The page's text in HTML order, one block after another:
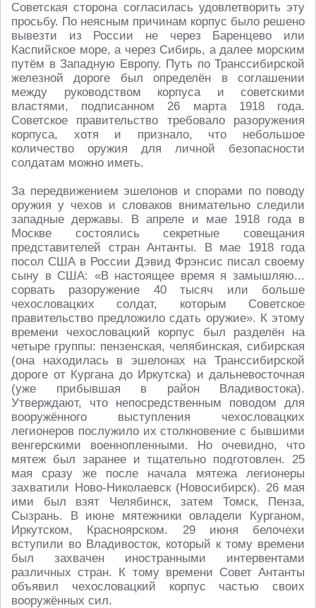
Советская сторона согласилась удовлетворить эту
просьбу. По неясным причинам корпус было решено
вывезти из России не через Баренцево или
Каспийское море, а через Сибирь, а далее морским
путём в Западную Европу. Путь по Транссибирской
железной дороге был определён в соглашении
между руководством корпуса и советскими
властями, подписанном 26 марта 1918 года.
Советское правительство требовало разоружения
корпуса, хотя и признало, что небольшое
количество оружия для личной безопасности
солдатам можно иметь.
За передвижением эшелонов и спорами по поводу
оружия у чехов и словаков внимательно следили
западные державы. В апреле и мае 1918 года в
Москве состоялись секретные совещания
представителей стран Антанты. В мае 1918 года
посол США в России Дэвид Фрэнсис писал своему
сыну в США: «В настоящее время я замышляю...
сорвать разоружение 40 тысяч или больше
чехословацких солдат, которым Советское
правительство предложило сдать оружие». К этому
времени чехословацкий корпус был разделён на
четыре группы: пензенская, челябинская, сибирская
(она находилась в эшелонах на Транссибирской
дороге от Кургана до Иркутска) и дальневосточная
(уже прибывшая в район Владивостока).
Утверждают, что непосредственным поводом для
вооружённого выступления чехословацких
легионеров послужило их столкновение с бывшими
венгерскими военнопленными. Но очевидно, что
мятеж был заранее и тщательно подготовлен. 25
мая сразу же после начала мятежа легионеры
захватили Ново-Николаевск (Новосибирск). 26 мая
ими был взят Челябинск, затем Томск, Пенза,
Сызрань. В июне мятежники овладели Курганом,
Иркутском, Красноярском. 29 июня белочехи
вступили во Владивосток, который к тому времени
был захвачен иностранными интервентами
различных стран. К тому времени Совет Антанты
объявил чехословацкий корпус частью своих
вооружённых сил.